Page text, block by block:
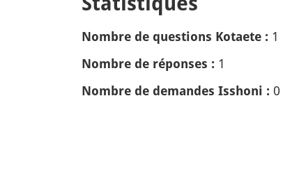
Nombre de questions Kotaete : 1
Nombre de réponses : 1
Nombre de demandes Isshoni : 0